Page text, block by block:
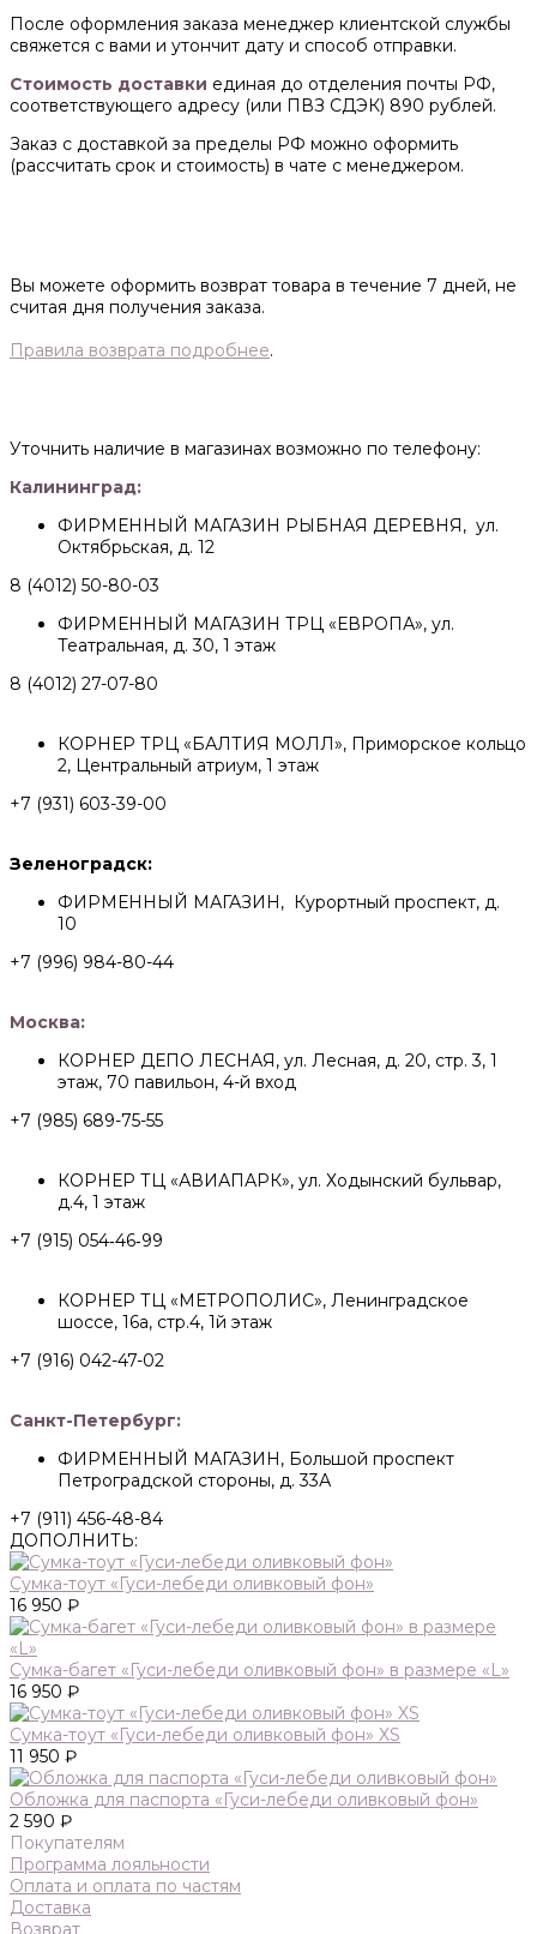
После оформления заказа менеджер клиентской службы
свяжется с вами и утончит дату и способ отправки.
Стоимость доставки единая до отделения почты РФ,
соответствующего адресу (или ПВЗ СДЭК) 890 рублей.
Заказ с доставкой за пределы РФ можно оформить
(рассчитать срок и стоимость) в чате с менеджером.
Вы можете оформить возврат товара в течение 7 дней, не
считая дня получения заказа.
Правила возврата подробнее.
Уточнить наличие в магазинах возможно по телефону:
Калининград:
ФИРМЕННЫЙ МАГАЗИН РЫБНАЯ ДЕРЕВНЯ, ул.
Октябрьская, д. 12
8 (4012) 50-80-03
ФИРМЕННЫЙ МАГАЗИН ТРЦ «ЕВРОПА», ул.
Театральная, д. 30, 1 этаж
8 (4012) 27-07-80
КОРНЕР ТРЦ «БАЛТИЯ МОЛЛ», Приморское кольцо
2, Центральный атриум, 1 этаж
+7 (931) 603-39-00
Зеленоградск:
ФИРМЕННЫЙ МАГАЗИН, Курортный проспект, д.
10
+7 (996) 984-80-44
Москва:
КОРНЕР ДЕПО ЛЕСНАЯ, ул. Лесная, д. 20, стр. 3, 1
этаж, 70 павильон, 4-й вход
+7 (985) 689-75-55
КОРНЕР ТЦ «АВИАПАРК», ул. Ходынский бульвар,
д.4, 1 этаж
+7 (915) 054‑46‑99
КОРНЕР ТЦ «МЕТРОПОЛИС», Ленинградское
шоссе, 16а, стр.4, 1й этаж
+7 (916) 042-47-02
Санкт-Петербург:
ФИРМЕННЫЙ МАГАЗИН, Большой проспект
Петроградской стороны, д. 33А
+7 (911) 456-48-84
ДОПОЛНИТЬ:
Сумка-тоут «Гуси-лебеди оливковый фон»
16 950 ₽
Сумка-багет «Гуси-лебеди оливковый фон» в размере «L»
16 950 ₽
Сумка-тоут «Гуси-лебеди оливковый фон» XS
11 950 ₽
Обложка для паспорта «Гуси-лебеди оливковый фон»
2 590 ₽
Покупателям
Программа лояльности
Оплата и оплата по частям
Доставка
Возврат